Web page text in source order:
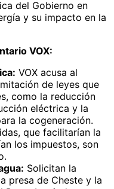
del Gobierno en
y su impacto en la
VOX:
VOX acusa al
de leyes que
como la reducción
eléctrica y la
la cogeneración.
que facilitarían la
los impuestos, son
Solicitan la
presa de Cheste y la